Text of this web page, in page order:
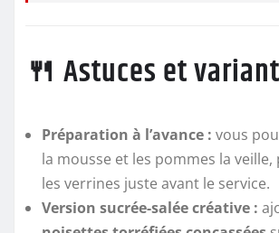
🍴 Astuces et
Préparation à l’avance : vous
la mousse et les pommes la
les verrines juste avant le service.
Version sucrée-salée créative :